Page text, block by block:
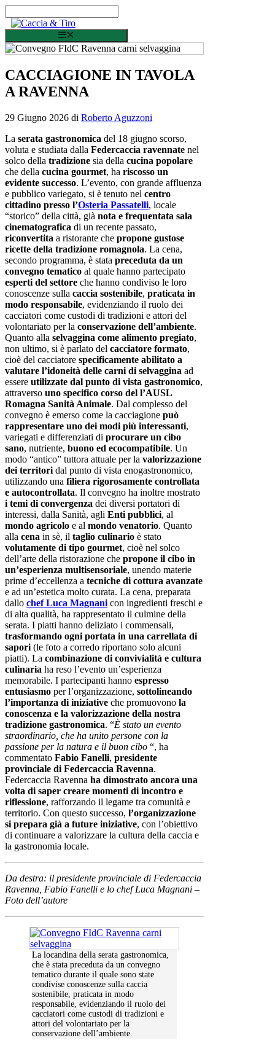
CACCIAGIONE IN TAVOLA
A RAVENNA
29 Giugno 2026 di Roberto Aguzzoni
La serata gastronomica del 18 giugno scorso,
voluta e studiata dalla Federcaccia ravennate nel
solco della tradizione sia della cucina popolare
che della cucina gourmet, ha riscosso un
evidente successo. L’evento, con grande affluenza
e pubblico variegato, si è tenuto nel centro
cittadino presso l’Osteria Passatelli, locale
“storico” della città, già nota e frequentata sala
cinematografica di un recente passato,
riconvertita a ristorante che propone gustose
ricette della tradizione romagnola. La cena,
secondo programma, è stata preceduta da un
convegno tematico al quale hanno partecipato
esperti del settore che hanno condiviso le loro
conoscenze sulla caccia sostenibile, praticata in
modo responsabile, evidenziando il ruolo dei
cacciatori come custodi di tradizioni e attori del
volontariato per la conservazione dell’ambiente.
Quanto alla selvaggina come alimento pregiato,
non ultimo, si è parlato del cacciatore formato,
cioè del cacciatore specificamente abilitato a
valutare l’idoneità delle carni di selvaggina ad
essere utilizzate dal punto di vista gastronomico,
attraverso uno specifico corso del l’AUSL
Romagna Sanità Animale. Dal complesso del
convegno è emerso come la cacciagione può
rappresentare uno dei modi più interessanti,
variegati e differenziati di procurare un cibo
sano, nutriente, buono ed ecocompatibile. Un
modo “antico” tuttora attuale per la valorizzazione
dei territori dal punto di vista enogastronomico,
utilizzando una filiera rigorosamente controllata
e autocontrollata. Il convegno ha inoltre mostrato
i temi di convergenza dei diversi portatori di
interessi, dalla Sanità, agli Enti pubblici, al
mondo agricolo e al mondo venatorio. Quanto
alla cena in sè, il taglio culinario è stato
volutamente di tipo gourmet, cioè nel solco
dell’arte della ristorazione che propone il cibo in
un’esperienza multisensoriale, unendo materie
prime d’eccellenza a tecniche di cottura avanzate
e ad un’estetica molto curata. La cena, preparata
dallo chef Luca Magnani con ingredienti freschi e
di alta qualità, ha rappresentato il culmine della
serata. I piatti hanno deliziato i commensali,
trasformando ogni portata in una carrellata di
sapori (le foto a corredo riportano solo alcuni
piatti). La combinazione di convivialità e cultura
culinaria ha reso l’evento un’esperienza
memorabile. I partecipanti hanno espresso
entusiasmo per l’organizzazione, sottolineando
l’importanza di iniziative che promuovono la
conoscenza e la valorizzazione della nostra
tradizione gastronomica. “È stato un evento
straordinario, che ha unito persone con la
passione per la natura e il buon cibo “, ha
commentato Fabio Fanelli, presidente
provinciale di Federcaccia Ravenna.
Federcaccia Ravenna ha dimostrato ancora una
volta di saper creare momenti di incontro e
riflessione, rafforzando il legame tra comunità e
territorio. Con questo successo, l’organizzazione
si prepara già a future iniziative, con l’obiettivo
di continuare a valorizzare la cultura della caccia e
la gastronomia locale.
Da destra: il presidente provinciale di Federcaccia
Ravenna, Fabio Fanelli e lo chef Luca Magnani –
Foto dell’autore
La locandina della serata gastronomica,
che è stata preceduta da un convegno
tematico durante il quale sono state
condivise conoscenze sulla caccia
sostenibile, praticata in modo
responsabile, evidenziando il ruolo dei
cacciatori come custodi di tradizioni e
attori del volontariato per la
conservazione dell’ambiente.